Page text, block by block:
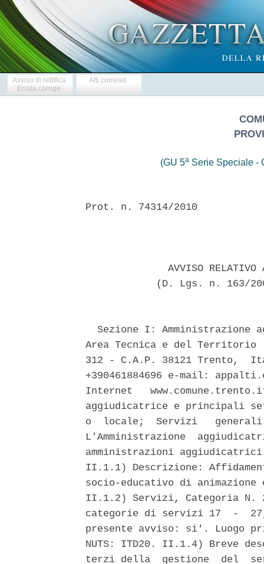
Avviso di rettifica
Errata corrige
Atti correlati
(GU 5a Serie Speciale -
Prot. n. 74314/2010
AVVISO
(D. Lgs. n. 163/
Sezione I: Amministrazione
Area Tecnica e del
312 - C.A.P. 38121 Trento,
+390461884696 e-mail:
Internet
aggiudicatrice e principali
o  locale;  Servizi
L'Amministrazione
amministrazioni
II.1.1) Descrizione:
socio-educativo di
II.1.2) Servizi, Categoria
categorie di servizi 17  -
presente avviso: si'. Luogo
NUTS: ITD20. II.1.4) Breve
terzi della  gestione  del